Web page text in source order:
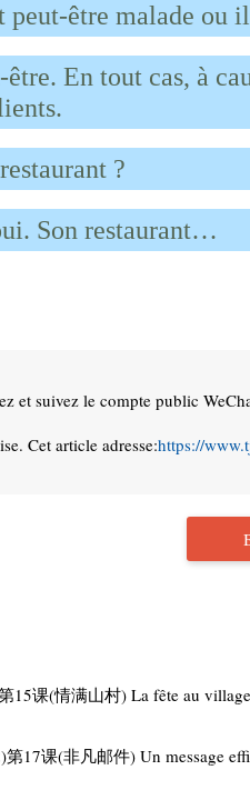
peut-être malade ou
être. En tout cas, à
?
Son restaurant…
et suivez le compte public
Cet article adresse:https://
15课(情满山村) La fête au village
17课(非凡邮件) Un message